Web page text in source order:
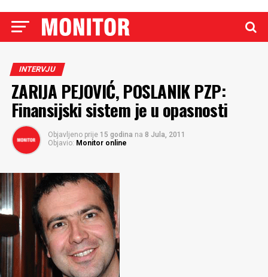
INTERVJU
ZARIJA PEJOVIĆ, POSLANIK PZP:
Finansijski sistem je u opasnosti
Objavljeno prije 15 godina na 8 Jula, 2011
Objavio: Monitor online